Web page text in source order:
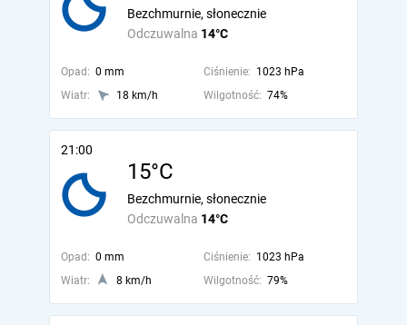
Odczuwalna 14°C
Bezchmurnie, słonecznie
Opad: 0 mm Ciśnienie: 1023 hPa
Wiatr:
18 km/h Wilgotność: 74%
21:00
15°C
Odczuwalna 14°C
Bezchmurnie, słonecznie
Opad: 0 mm Ciśnienie: 1023 hPa
Wiatr:
8 km/h Wilgotność: 79%